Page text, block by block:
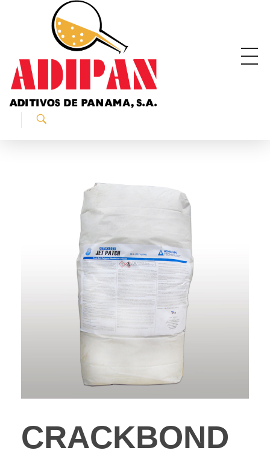
ADIPAN - Aditivos de Panamá S.A.
Productos especializados para la construcción.
CRACKBOND